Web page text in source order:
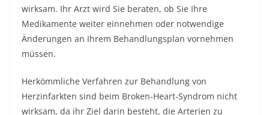
wirksam. Ihr Arzt wird Sie beraten, ob Sie Ihre
Medikamente weiter einnehmen oder notwendige
Änderungen an Ihrem Behandlungsplan vornehmen
müssen.
Herkömmliche Verfahren zur Behandlung von
Herzinfarkten sind beim Broken-Heart-Syndrom nicht
wirksam, da ihr Ziel darin besteht, die Arterien zu